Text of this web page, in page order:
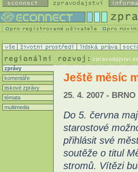
zprávy
komentáře
tiskové zprávy
témata
multimedia
Ještě měsíc
25. 4. 2007 - BRNO
Do 5. června
starostové
přihlásit své
soutěže o titul
stromů. Vítězi